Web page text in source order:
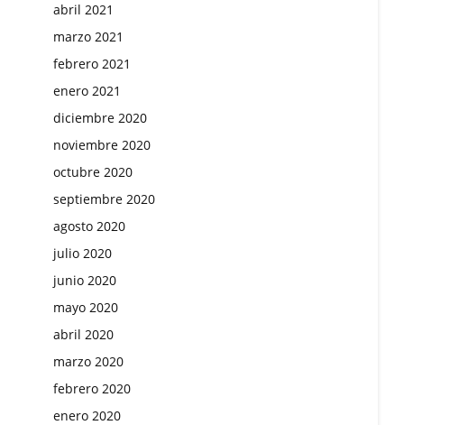
abril 2021
marzo 2021
febrero 2021
enero 2021
diciembre 2020
noviembre 2020
octubre 2020
septiembre 2020
agosto 2020
julio 2020
junio 2020
mayo 2020
abril 2020
marzo 2020
febrero 2020
enero 2020